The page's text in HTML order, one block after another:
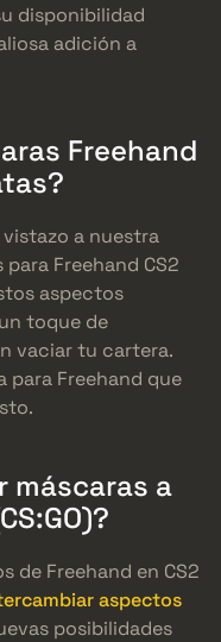
disponibilidad
adición a
Freehand
a nuestra
Freehand CS2
aspectos
toque de
vaciar tu cartera.
para Freehand que
máscaras a
de Freehand en CS2
aspectos
posibilidades